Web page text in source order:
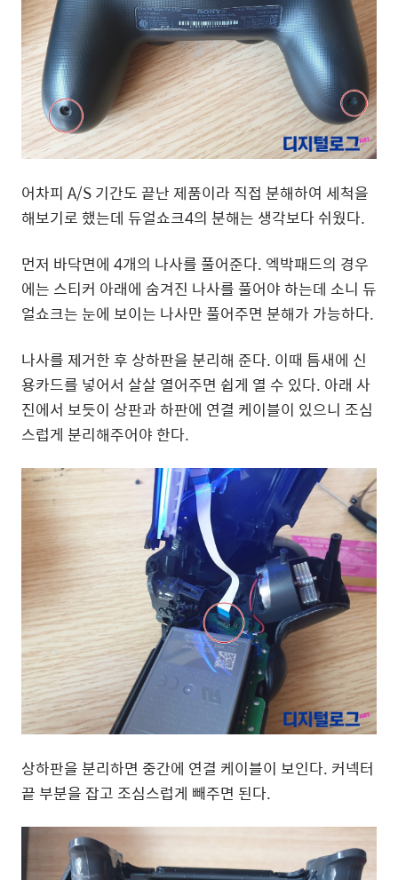
어차피 A/S 기간도 끝난 제품이라 직접 분해하여 세척을
해보기로 했는데 듀얼쇼크4의 분해는 생각보다 쉬웠다.
먼저 바닥면에 4개의 나사를 풀어준다. 엑박패드의 경우
에는 스티커 아래에 숨겨진 나사를 풀어야 하는데 소니 듀
얼쇼크는 눈에 보이는 나사만 풀어주면 분해가 가능하다.
나사를 제거한 후 상하판을 분리해 준다. 이때 틈새에 신
용카드를 넣어서 살살 열어주면 쉽게 열 수 있다. 아래 사
진에서 보듯이 상판과 하판에 연결 케이블이 있으니 조심
스럽게 분리해주어야 한다.
상하판을 분리하면 중간에 연결 케이블이 보인다. 커넥터
끝 부분을 잡고 조심스럽게 빼주면 된다.